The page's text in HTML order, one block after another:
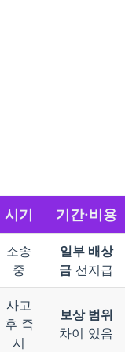
시기 기간·비용
소송
중
일부 배상
금 선지급
사고
후 즉
시
보상 범위
차이 있음